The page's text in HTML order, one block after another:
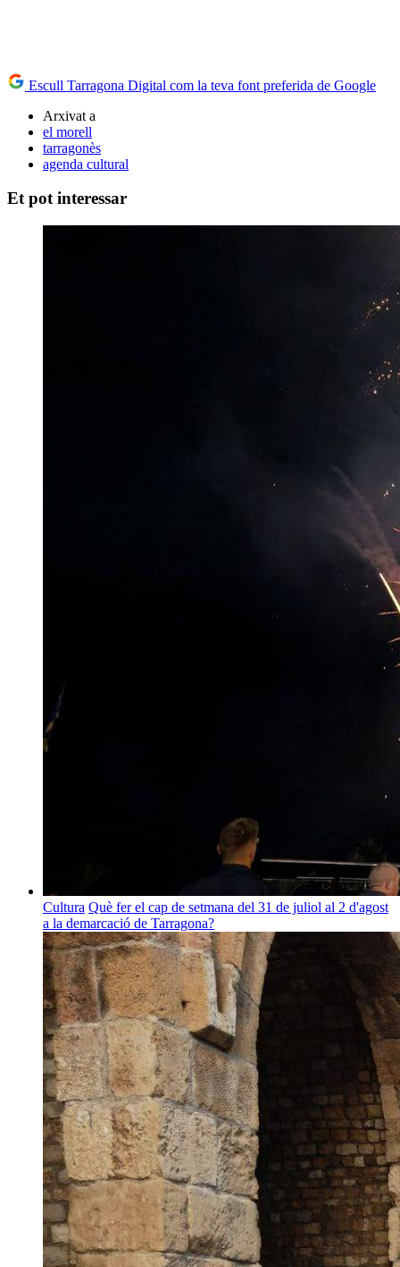
Escull Tarragona Digital com la teva font preferida de Google
Arxivat a
el morell
tarragonès
agenda cultural
Et pot interessar
Cultura Què fer el cap de setmana del 31 de juliol al 2 d'agost
a la demarcació de Tarragona?